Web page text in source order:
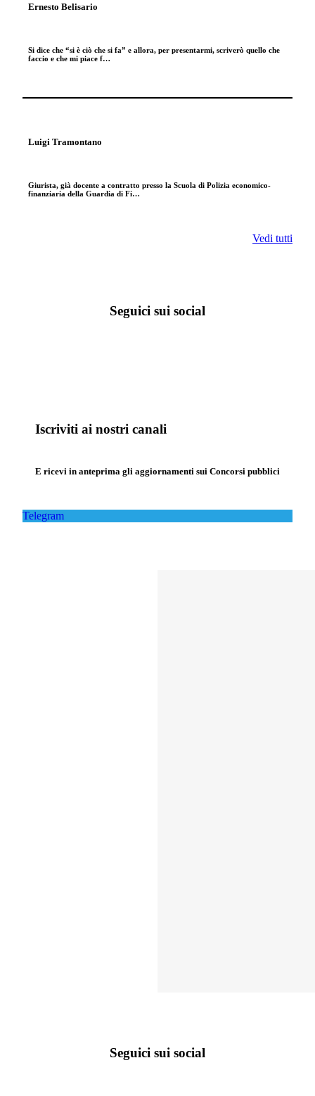
Ernesto Belisario
Si dice che “si è ciò che si fa” e allora, per presentarmi, scriverò quello che
faccio e che mi piace f…
Luigi Tramontano
Giurista, già docente a contratto presso la Scuola di Polizia economico-
finanziaria della Guardia di Fi…
Vedi tutti
Seguici sui social
Iscriviti ai nostri canali
E ricevi in anteprima gli aggiornamenti sui Concorsi pubblici
Telegram
Seguici sui social